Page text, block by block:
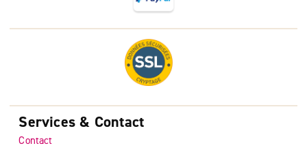
Services & Contact
Contact